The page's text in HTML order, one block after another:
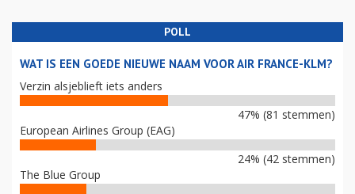
POLL
WAT IS EEN GOEDE NIEUWE NAAM VOOR AIR FRANCE-KLM?
Verzin alsjeblieft iets anders
47% (81 stemmen)
European Airlines Group (EAG)
24% (42 stemmen)
The Blue Group